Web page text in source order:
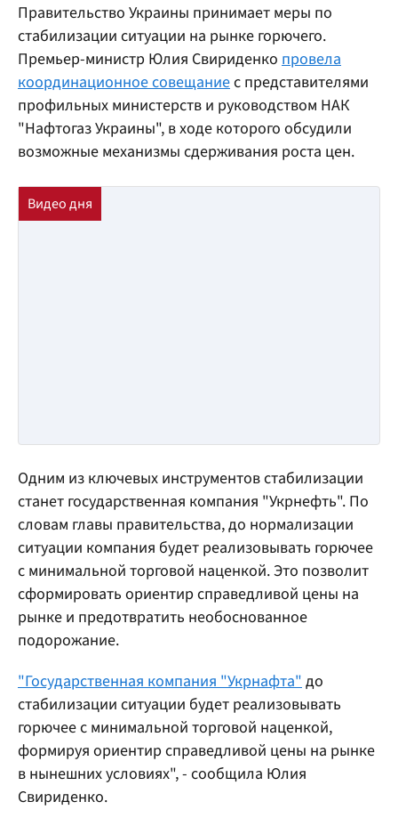
Правительство Украины принимает меры по
стабилизации ситуации на рынке горючего.
Премьер-министр Юлия Свириденко провела
координационное совещаниес представителями
профильных министерств и руководством НАК
"Нафтогаз Украины", в ходе которого обсудили
возможные механизмы сдерживания роста цен.
Одним из ключевых инструментов стабилизации
станет государственная компания "Укрнефть". По
словам главы правительства, до нормализации
ситуации компания будет реализовывать горючее
с минимальной торговой наценкой. Это позволит
сформировать ориентир справедливой цены на
рынке и предотвратить необоснованное
подорожание.
"Государственная компания "Укрнафта"до
стабилизации ситуации будет реализовывать
горючее с минимальной торговой наценкой,
формируя ориентир справедливой цены на рынке
в нынешних условиях", - сообщила Юлия
Свириденко.